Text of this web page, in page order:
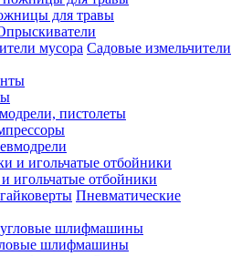
для травы
Садовые измельчители
пистолеты
игольчатые отбойники
Пневматические
шлифмашины